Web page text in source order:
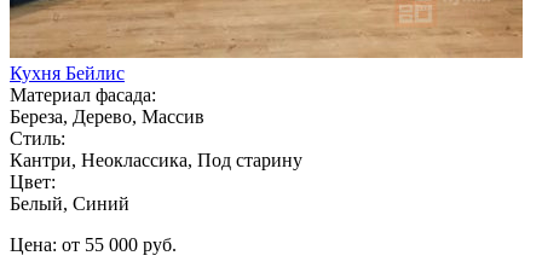
Кухня Бейлис
Материал фасада:
Береза, Дерево, Массив
Стиль:
Кантри, Неоклассика, Под старину
Цвет:
Белый, Синий
Цена: от 55 000 руб.